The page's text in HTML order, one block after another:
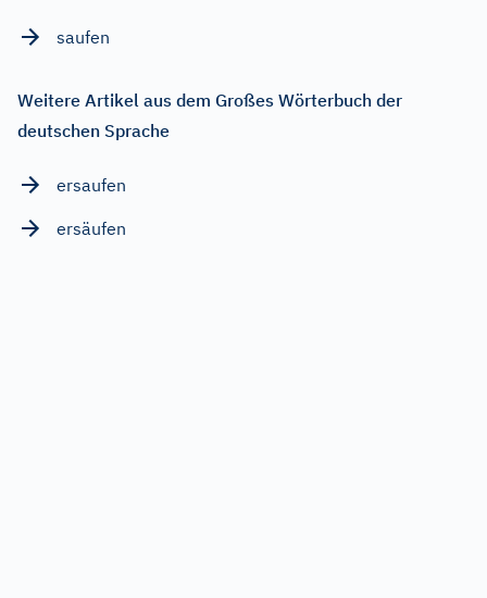
saufen
Weitere Artikel aus dem Großes Wörterbuch der
deutschen Sprache
ersaufen
ersäufen